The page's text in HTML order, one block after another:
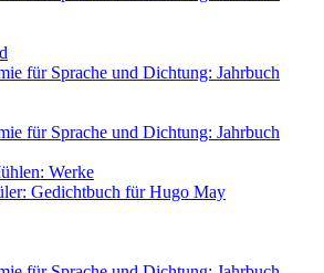
für Sprache und Dichtung: Jahrbuch
für Sprache und Dichtung: Jahrbuch
Werke
Gedichtbuch für Hugo May